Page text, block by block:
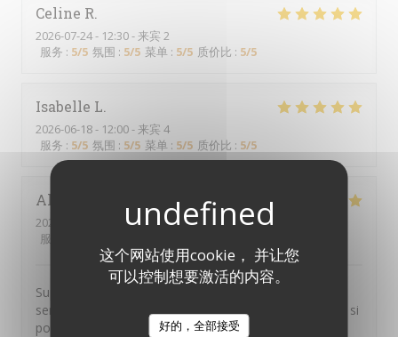
这个网站使用cookie， 并让您
可以控制想要激活的内容。
好的，全部接受
Celine R
2026-07-24- 12:30 - 来宾 2
服务 : 5/5 氛围 : 5/5 菜单 : 5/5 质价比 : 5/5
Isabelle L
2026-06-18- 12:00 - 来宾 4
服务 : 5/5 氛围 : 5/5 菜单 : 5/5 质价比 : 5/5
Alexandre
2026-06-12
- 18:30 - 来宾 18
服务
Super cocktail, super service. Je pensais que nous
serions plus nombreux, mon pot de départ n'étais pas si
populaire finalement...